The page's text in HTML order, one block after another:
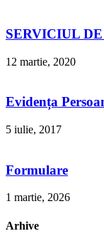
SERVICIUL
12 martie, 2020
Evidența
5 iulie, 2017
Formulare
1 martie, 2026
Arhive